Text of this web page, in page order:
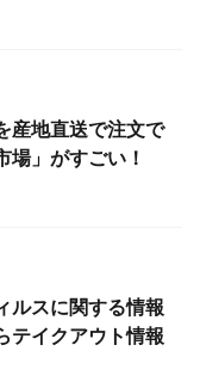
産地直送で注文で
場」がすごい！
ルスに関する情報
テイクアウト情報